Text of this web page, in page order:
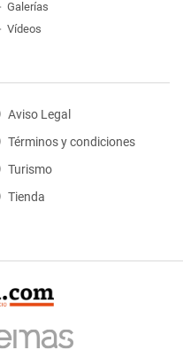
Galerías
Vídeos
Aviso Legal
Términos y condiciones
Turismo
Tienda